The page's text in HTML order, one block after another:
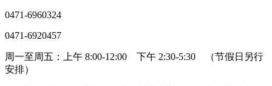
0471-6960324
0471-6920457
周一至周五：上午 8:00-12:00 下午 2:30-5:30 （节假日另行
安排）